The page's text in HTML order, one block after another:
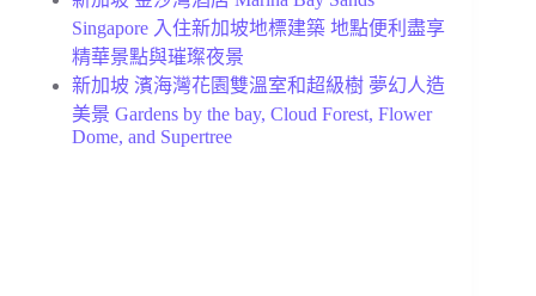
Singapore 入住新加坡地標建築 地點便利盡享
精華景點與璀璨夜景
新加坡 濱海灣花園雙溫室和超級樹 夢幻人造
美景 Gardens by the bay, Cloud Forest, Flower
Dome, and Supertree